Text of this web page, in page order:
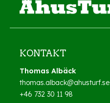
KONTAKT
Thomas Albäck
thomas.alback@ahusturf.se
+46 732 30 11 98